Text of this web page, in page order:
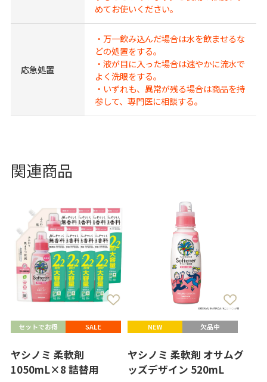
めてお使いください。
応急処置
・万一飲み込んだ場合は水を飲ませるな
どの処置をする。
・液が目に入った場合は速やかに流水で
よく洗眼をする。
・いずれも、異常が残る場合は商品を持
参して、専門医に相談する。
関連商品
ヤシノミ 柔軟剤
1050mL×8 詰替用
ヤシノミ 柔軟剤 オサムグ
ッズデザイン 520mL